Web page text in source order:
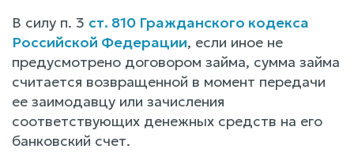
В силу п. 3 ст. 810 Гражданского кодекса
Российской Федерации, если иное не
предусмотрено договором займа, сумма займа
считается возвращенной в момент передачи
ее заимодавцу или зачисления
соответствующих денежных средств на его
банковский счет.